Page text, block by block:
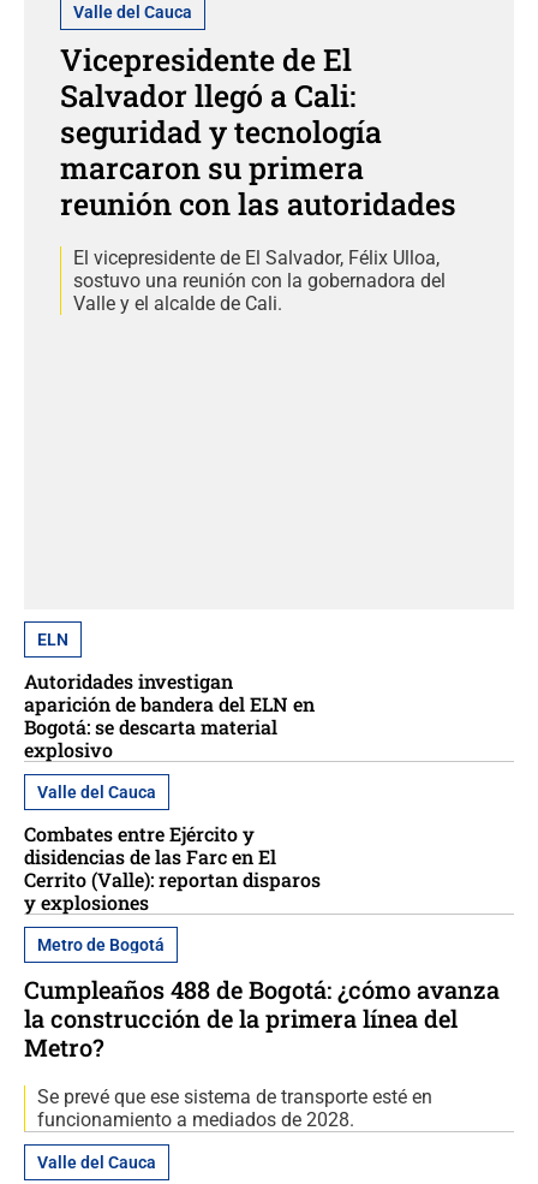
Valle del Cauca
Vicepresidente de El
Salvador llegó a Cali:
seguridad y tecnología
marcaron su primera
reunión con las autoridades
El vicepresidente de El Salvador, Félix Ulloa,
sostuvo una reunión con la gobernadora del
Valle y el alcalde de Cali.
ELN
Autoridades investigan
aparición de bandera del ELN en
Bogotá: se descarta material
explosivo
Valle del Cauca
Combates entre Ejército y
disidencias de las Farc en El
Cerrito (Valle): reportan disparos
y explosiones
Metro de Bogotá
Cumpleaños 488 de Bogotá: ¿cómo avanza
la construcción de la primera línea del
Metro?
Se prevé que ese sistema de transporte esté en
funcionamiento a mediados de 2028.
Valle del Cauca